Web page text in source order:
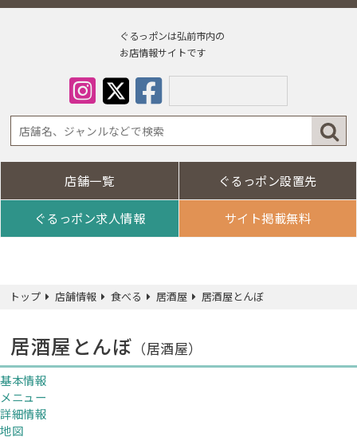
ぐるっポンは弘前市内の
お店情報サイトです
Select
店舗一覧 ぐるっポン設置先
ぐるっポン求人情報 サイト掲載無料
トップ 店舗情報 食べる 居酒屋 居酒屋とんぼ
居酒屋とんぼ （居酒屋）
基本情報
メニュー
詳細情報
地図